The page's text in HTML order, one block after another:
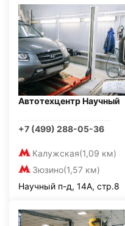
Автотехцентр Научный
+7 (499) 288-05-36
Калужская(1,09 км)
Зюзино(1,57 км)
Научный п-д, 14А, стр.8